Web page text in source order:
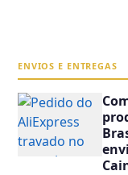
ENVIOS E ENTREGAS